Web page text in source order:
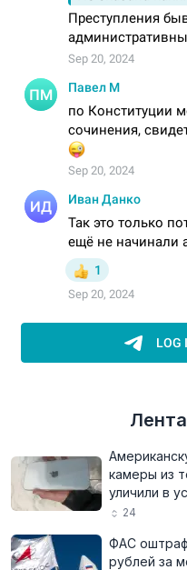
камеры из
уличили в
24
ФАС
рублей за